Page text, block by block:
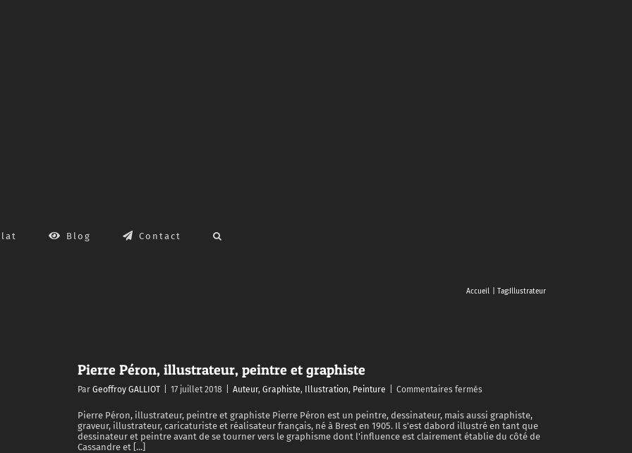
Blog Contact
Accueil Tag: Illustrateur
Pierre Péron, illustrateur, peintre et graphiste
Par Geoffroy GALLIOT 17 juillet 2018 Auteur, Graphiste, Illustration, Peinture Commentaires fermés
Péron,
illustrateur,
peintre
Pierre Péron, illustrateur, peintre et graphiste Pierre Péron est un peintre, dessinateur, mais aussi graphiste,
graveur, illustrateur, caricaturiste et réalisateur français, né à Brest en 1905. Il s'est dabord illustré en tant que
dessinateur et peintre avant de se tourner vers le graphisme dont l'influence est clairement établie du côté de
Cassandre et [...]